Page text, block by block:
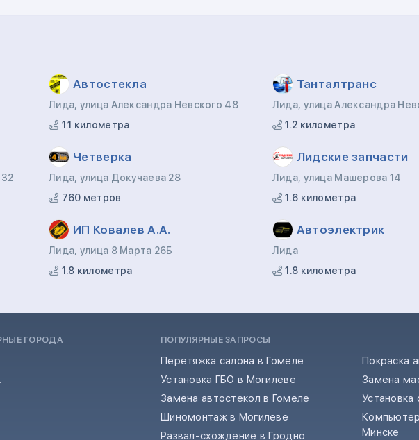
Автостекла
Лида, улица Александра Невского 48
1.1 километра
Танталтранс
Лида, улица Александра
1.2 километра
Четверка
Лида, улица Докучаева 28
760 метров
Лидские запчасти
Лида, улица Машерова 14
1.6 километра
ИП Ковалев А.А.
Лида, улица 8 Марта 26Б
1.8 километра
Автоэлектрик
Лида
1.8 километра
ГОРОДА ПОПУЛЯРНЫЕ ЗАПРОСЫ
Перетяжка салона в Гомеле
Установка ГБО в Могилеве
Замена автостекол в Гомеле
Шиномонтаж в Могилеве
Развал-схождение в Гродно
Покраска
Замена
Установка
Минске